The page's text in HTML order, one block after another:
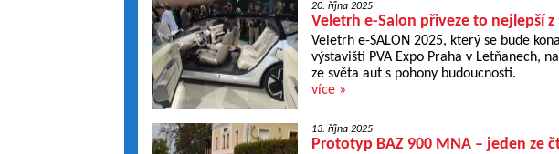
20. října 2025
Veletrh e-Salon přiveze to nejlepší
Veletrh e-SALON 2025, který se bude
výstavišti PVA Expo Praha v Letňanech,
ze světa aut s pohony budoucnosti.
více »
13. října 2025
Prototyp BAZ 900 MNA – jeden ze